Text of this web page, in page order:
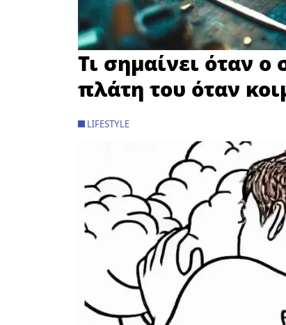
Τι σημαίνει όταν ο
πλάτη του όταν
LIFESTYLE